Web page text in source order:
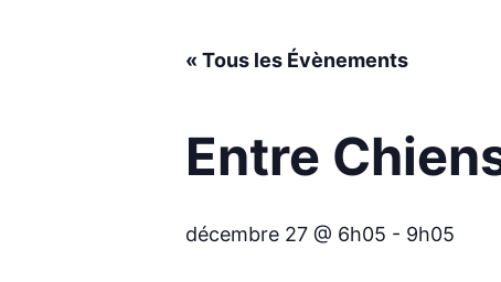
« Tous les Évènements
Entre
décembre 27 @ 6h05 - 9h05